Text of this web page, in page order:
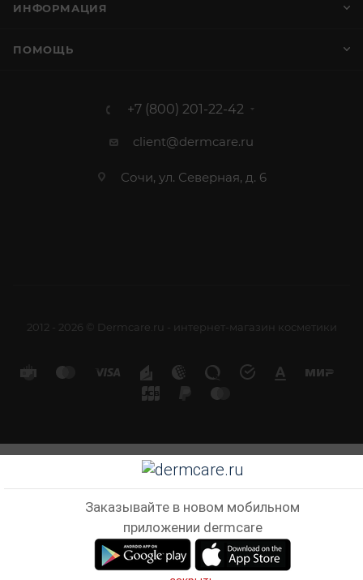
ИНФОРМАЦИЯ
ПОМОЩЬ
+7 (800) 201-22-42
client@dermcare.ru
Сочи, ул. Северная, д. 6
2012 - 2026 © Dermcare.ru - интернет-магазин косметики
Заказывайте в новом мобильном
приложении dermcare